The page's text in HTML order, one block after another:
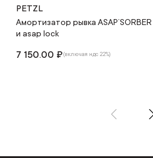
PETZL
Амортизатор рывка
и asap lock
7 150.00 ₽(включая ндс 22%)